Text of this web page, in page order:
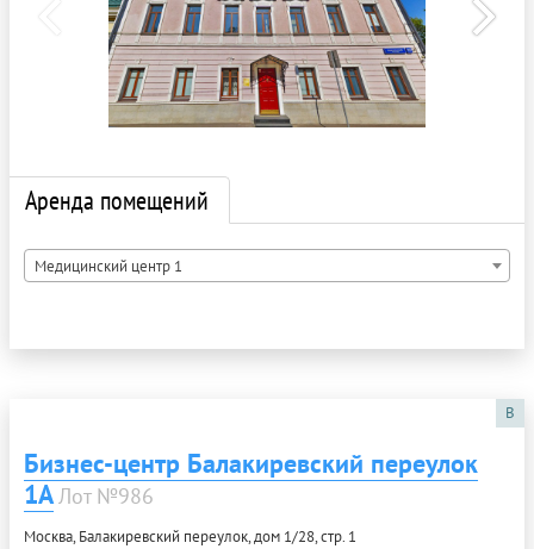
Аренда помещений
Медицинский центр 1
B
Бизнес-центр Балакиревский переулок
1АЛот №986
Москва, Балакиревский переулок, дом 1/28, стр. 1